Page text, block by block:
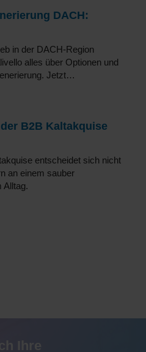
DACH:
in der DACH-Region
alles über Optionen und
Jetzt…
B2B Kaltakquise
entscheidet sich nicht
an einem sauber
Alltag.